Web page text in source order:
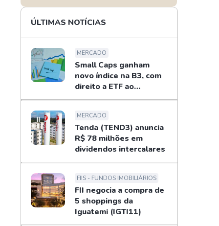
ÚLTIMAS NOTÍCIAS
MERCADO
Small Caps ganham
novo índice na B3, com
direito a ETF ao
investidor
MERCADO
Tenda (TEND3) anuncia
R$ 78 milhões em
dividendos intercalares
FIIS - FUNDOS IMOBILIÁRIOS
FII negocia a compra de
5 shoppings da
Iguatemi (IGTI11)